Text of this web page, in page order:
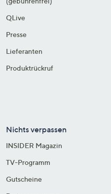
QLive
Presse
Lieferanten
Produktrückruf
Nichts verpassen
INSIDER Magazin
TV-Programm
Gutscheine